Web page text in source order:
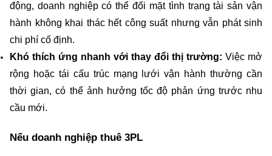
động, doanh nghiệp có thể đối mặt tình trạng tài sản vận
hành không khai thác hết công suất nhưng vẫn phát sinh
chi phí cố định.
Khó thích ứng nhanh với thay đổi thị trường: Việc mở
rộng hoặc tái cấu trúc mạng lưới vận hành thường cần
thời gian, có thể ảnh hưởng tốc độ phản ứng trước nhu
cầu mới.
Nếu doanh nghiệp thuê 3PL